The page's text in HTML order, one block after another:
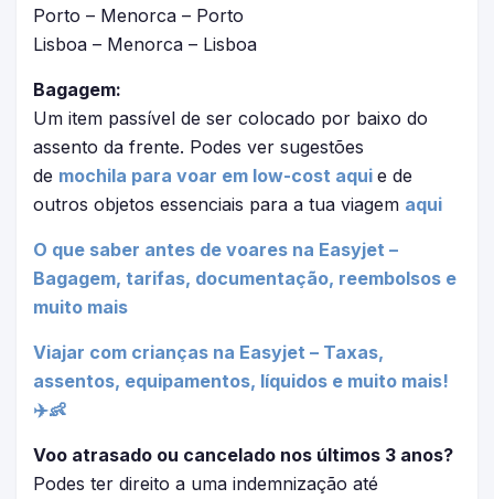
Porto – Menorca – Porto
Lisboa – Menorca – Lisboa
Bagagem:
Um item passível de ser colocado por baixo do
assento da frente. Podes ver sugestões
de mochila para voar em low-cost aqui e de
outros objetos essenciais para a tua viagem aqui
O que saber antes de voares na Easyjet –
Bagagem, tarifas, documentação, reembolsos e
muito mais
Viajar com crianças na Easyjet – Taxas,
assentos, equipamentos, líquidos e muito mais!
✈️👶
Voo atrasado ou cancelado nos últimos 3 anos?
Podes ter direito a uma indemnização até